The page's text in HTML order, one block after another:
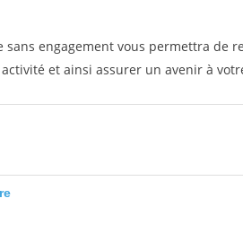
engagement vous permettra de
et ainsi assurer un avenir à